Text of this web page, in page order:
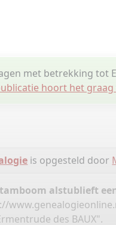
met betrekking tot
hoort het graag
is opgesteld door
alstublieft
des BAUX".